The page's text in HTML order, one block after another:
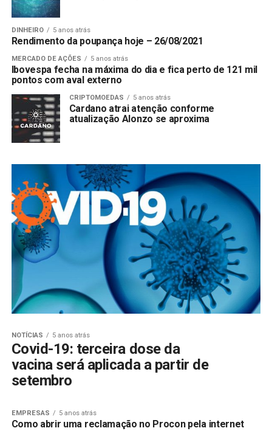
DINHEIRO 5 anos atrás
Rendimento da poupança hoje – 26/08/2021
MERCADO DE AÇÕES 5 anos atrás
Ibovespa fecha na máxima do dia e fica perto de 121 mil
pontos com aval externo
CRIPTOMOEDAS 5 anos atrás
Cardano atrai atenção conforme
atualização Alonzo se aproxima
NOTÍCIAS 5 anos atrás
Covid-19: terceira dose da
vacina será aplicada a partir de
setembro
EMPRESAS 5 anos atrás
Como abrir uma reclamação no Procon pela internet